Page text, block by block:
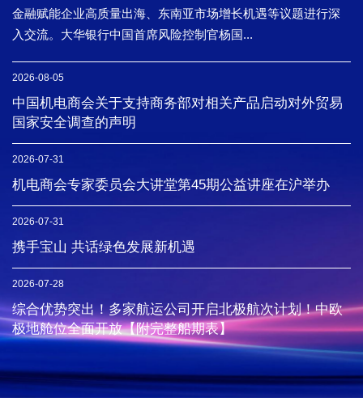
金融赋能企业高质量出海、东南亚市场增长机遇等议题进行深
入交流。大华银行中国首席风险控制官杨国...
2026-08-05
中国机电商会关于支持商务部对相关产品启动对外贸易
国家安全调查的声明
2026-07-31
机电商会专家委员会大讲堂第45期公益讲座在沪举办
2026-07-31
携手宝山 共话绿色发展新机遇
2026-07-28
综合优势突出！多家航运公司开启北极航次计划！中欧
极地舱位全面开放【附完整船期表】